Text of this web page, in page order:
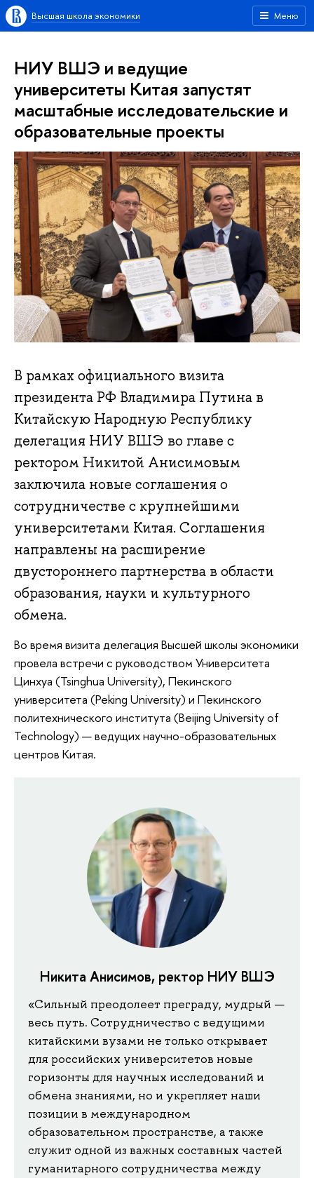
Меню
Высшая школа экономики
НИУ ВШЭ и ведущие
университеты Китая запустят
масштабные исследовательские и
образовательные проекты
В рамках официального визита
президента РФ Владимира Путина в
Китайскую Народную Республику
делегация НИУ ВШЭ во главе с
ректором Никитой Анисимовым
заключила новые соглашения о
сотрудничестве с крупнейшими
университетами Китая. Соглашения
направлены на расширение
двустороннего партнерства в области
образования, науки и культурного
обмена.
Во время визита делегация Высшей школы экономики
провела встречи с руководством Университета
Цинхуа (Tsinghua University), Пекинского
университета (Peking University) и Пекинского
политехнического института (Beijing University of
Technology) — ведущих научно-образовательных
центров Китая.
Никита Анисимов, ректор НИУ ВШЭ
«Сильный преодолеет преграду, мудрый —
весь путь. Сотрудничество с ведущими
китайскими вузами не только открывает
для российских университетов новые
горизонты для научных исследований и
обмена знаниями, но и укрепляет наши
позиции в международном
образовательном пространстве, а также
служит одной из важных составных частей
гуманитарного сотрудничества между